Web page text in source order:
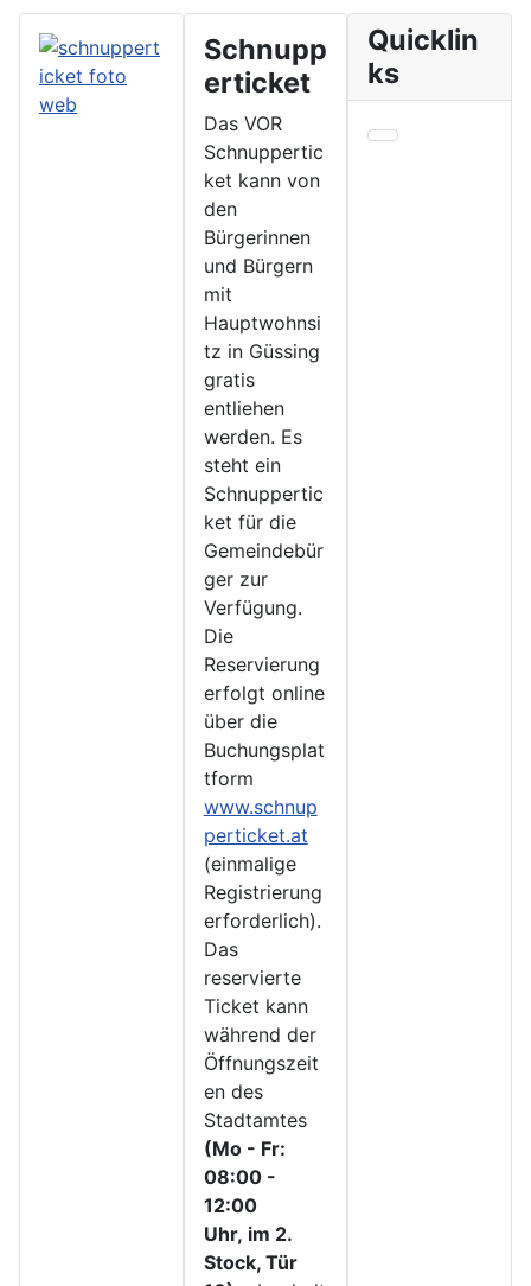
Schnupp
erticket
Das VOR
Schnuppertic
ket kann von
den
Bürgerinnen
und Bürgern
mit
Hauptwohnsi
tz in Güssing
gratis
entliehen
werden. Es
steht ein
Schnuppertic
ket für die
Gemeindebür
ger zur
Verfügung.
Die
Reservierung
erfolgt online
über die
Buchungsplat
tform
www.schnup
perticket.at
(einmalige
Registrierung
erforderlich).
Das
reservierte
Ticket kann
während der
Öffnungszeit
en des
Stadtamtes
(Mo - Fr:
08:00 -
12:00
Uhr, im 2.
Stock, Tür
Quicklin
ks